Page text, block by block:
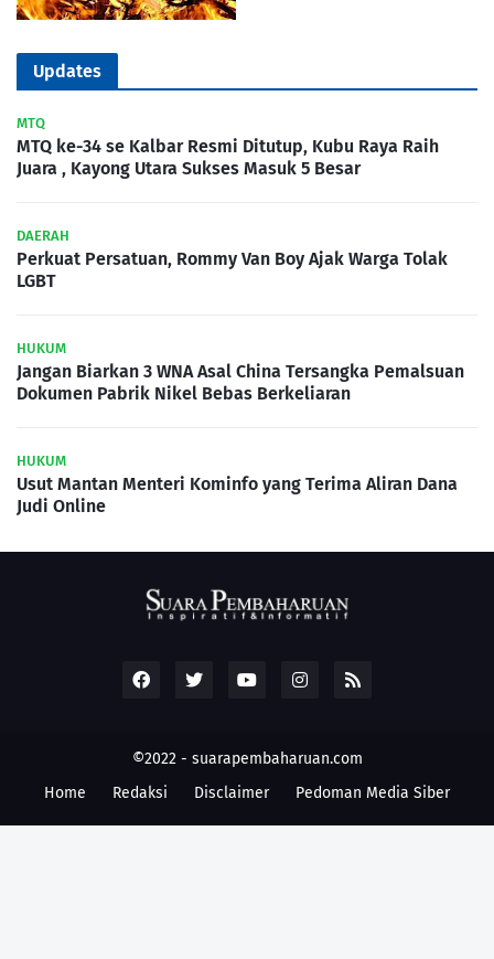
Updates
MTQ
MTQ ke-34 se Kalbar Resmi Ditutup, Kubu Raya Raih
Juara , Kayong Utara Sukses Masuk 5 Besar
DAERAH
Perkuat Persatuan, Rommy Van Boy Ajak Warga Tolak
LGBT
HUKUM
Jangan Biarkan 3 WNA Asal China Tersangka Pemalsuan
Dokumen Pabrik Nikel Bebas Berkeliaran
HUKUM
Usut Mantan Menteri Kominfo yang Terima Aliran Dana
Judi Online
©2022 - suarapembaharuan.com
Home
Redaksi Disclaimer Pedoman Media Siber